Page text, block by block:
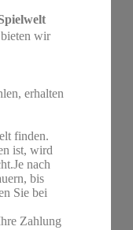
wir
erhalten
finden.
ist, wird
nach
bis
Sie bei
Zahlung